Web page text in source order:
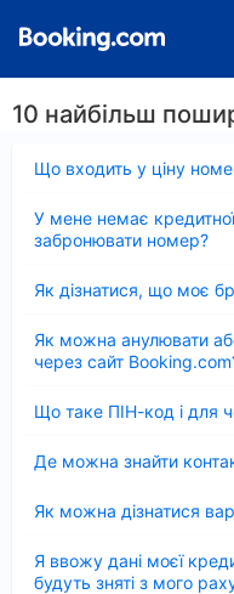
10 найбільш
Що входить у ціну
У мене немає
забронювати номер?
Як дізнатися, що моє
Як можна анулювати
через сайт
Що таке ПІН-код і для
Де можна знайти
Як можна дізнатися
Я ввожу дані моєї
будуть зняті з мого